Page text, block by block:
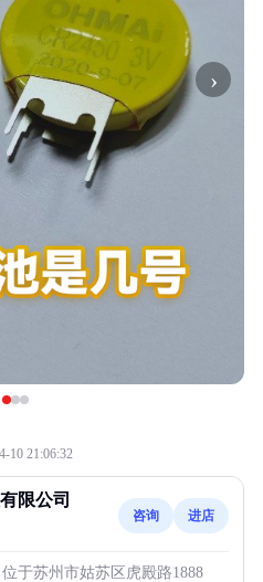
›
10 21:06:32
限公司
咨询 进店
于苏州市姑苏区虎殿路1888